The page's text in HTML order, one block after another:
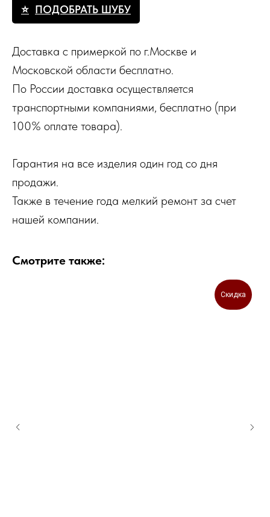
ПОДОБРАТЬ ШУБУ
Доставка с примеркой по г.Москве и
Московской области бесплатно.
По России доставка осуществляется
транспортными компаниями, бесплатно (при
100% оплате товара).
Гарантия на все изделия один год со дня
продажи.
Также в течение года мелкий ремонт за счет
нашей компании.
Смотрите также:
Скидка